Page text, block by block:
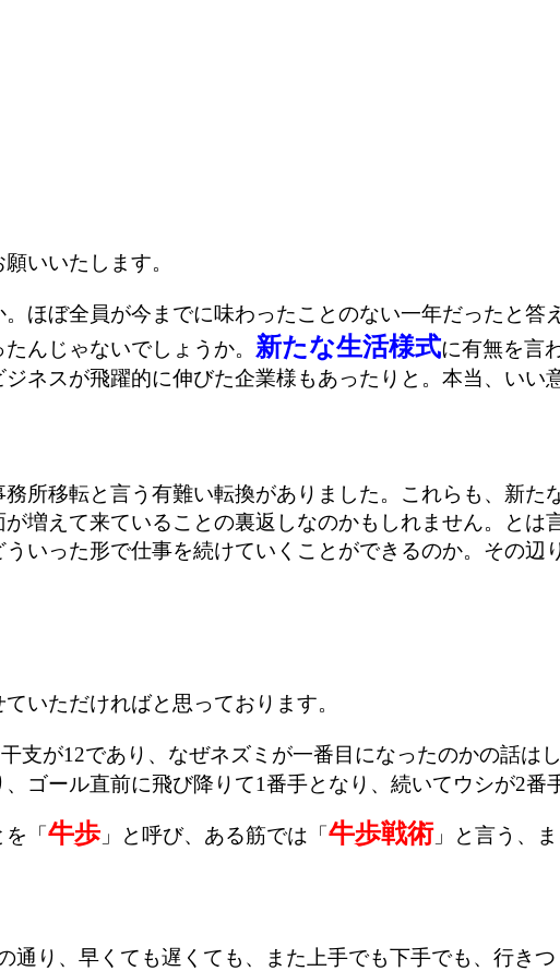
いいたします。
ほぼ全員が今までに味わったことのない一年だったと答
んじゃないでしょうか。 新たな生活様式に有無を言
ネスが飛躍的に伸びた企業様もあったりと。本当、い
所移転と言う有難い転換がありました。これらも、新た
増えて来ていることの裏返しなのかもしれません。
とは
いった形で仕事を続けていくことができるのか。その辺
いただければと思っております。
支が12であり、なぜネズミが一番目になったのかの話は
ゴール直前に飛び降りて1番手となり、続いてウシが2番
を「牛歩 」と呼び、ある筋では「牛歩戦術」と言う、
通り、早くても遅くても、また上手でも下手でも、行き